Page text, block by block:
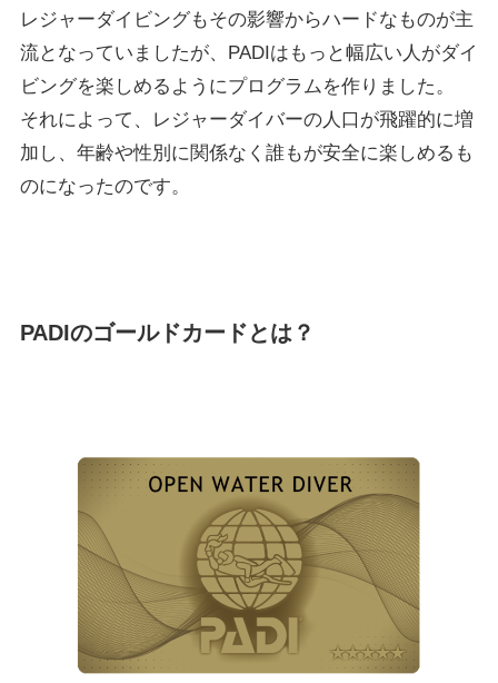
レジャーダイビングもその影響からハードなものが主
流となっていましたが、PADIはもっと幅広い人がダイ
ビングを楽しめるようにプログラムを作りました。
それによって、レジャーダイバーの人口が飛躍的に増
加し、年齢や性別に関係なく誰もが安全に楽しめるも
のになったのです。
PADIのゴールドカードとは？